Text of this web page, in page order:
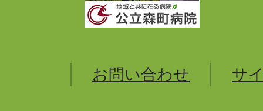
お問い合わせ サ